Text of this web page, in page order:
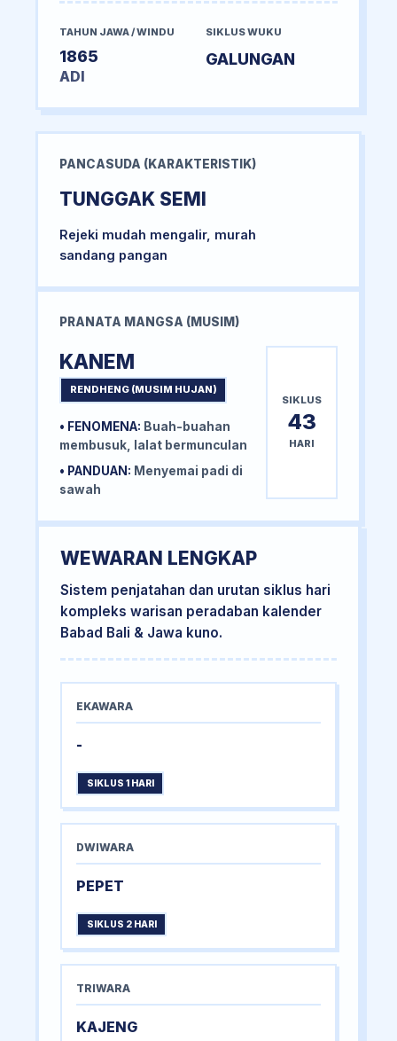
TAHUN JAWA / WINDU
1865
ADI
SIKLUS WUKU
GALUNGAN
PANCASUDA (KARAKTERISTIK)
TUNGGAK SEMI
Rejeki mudah mengalir, murah
sandang pangan
PRANATA MANGSA (MUSIM)
KANEM
RENDHENG (MUSIM HUJAN)
• FENOMENA: Buah-buahan
membusuk, lalat bermunculan
• PANDUAN: Menyemai padi di
sawah
SIKLUS
43
HARI
WEWARAN LENGKAP
Sistem penjatahan dan urutan siklus hari
kompleks warisan peradaban kalender
Babad Bali & Jawa kuno.
EKAWARA
-
SIKLUS 1 HARI
DWIWARA
PEPET
SIKLUS 2 HARI
TRIWARA
KAJENG